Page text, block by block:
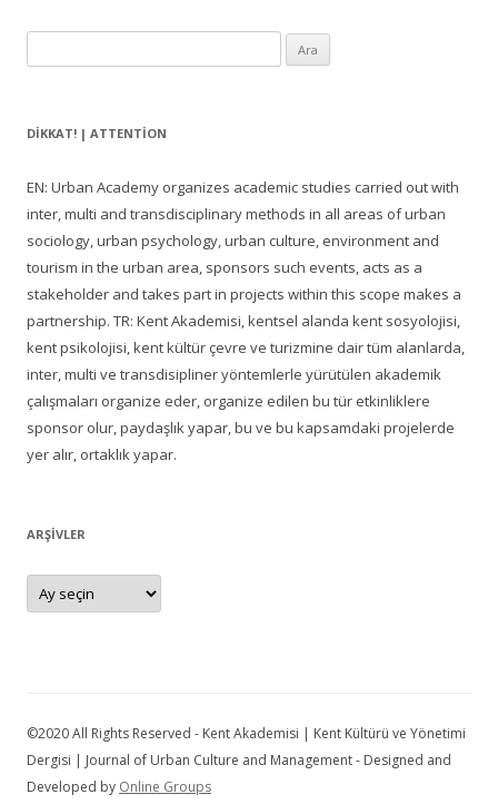
DIKKAT! | ATTENTION
EN: Urban Academy organizes academic studies carried out with
inter, multi and transdisciplinary methods in all areas of urban
sociology, urban psychology, urban culture, environment and
tourism in the urban area, sponsors such events, acts as a
stakeholder and takes part in projects within this scope makes a
partnership. TR: Kent Akademisi, kentsel alanda kent sosyolojisi,
kent psikolojisi, kent kültür çevre ve turizmine dair tüm alanlarda,
inter, multi ve transdisipliner yöntemlerle yürütülen akademik
çalışmaları organize eder, organize edilen bu tür etkinliklere
sponsor olur, paydaşlık yapar, bu ve bu kapsamdaki projelerde
yer alır, ortaklık yapar.
ARŞIVLER
Arşivler
©2020 All Rights Reserved - Kent Akademisi | Kent Kültürü ve Yönetimi
Dergisi | Journal of Urban Culture and Management - Designed and
Developed by Online Groups